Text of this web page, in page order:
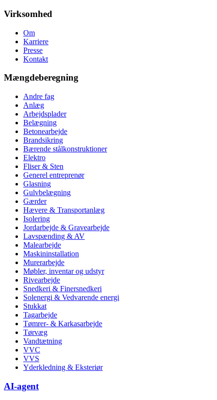
Virksomhed
Om
Karriere
Presse
Kontakt
Mængdeberegning
Andre fag
Anlæg
Arbejdsplader
Belægning
Betonearbejde
Brandsikring
Bærende stålkonstruktioner
Elektro
Fliser & Sten
Generel entreprenør
Glasning
Gulvbelægning
Gærder
Hævere & Transportanlæg
Isolering
Jordarbejde & Gravearbejde
Lavspænding & AV
Malearbejde
Maskininstallation
Murerarbejde
Møbler, inventar og udstyr
Rivearbejde
Snedkeri & Finersnedkeri
Solenergi & Vedvarende energi
Stukkat
Tagarbejde
Tømrer- & Karkasarbejde
Tørvæg
Vandtætning
VVC
VVS
Yderkledning & Eksteriør
AI-agent